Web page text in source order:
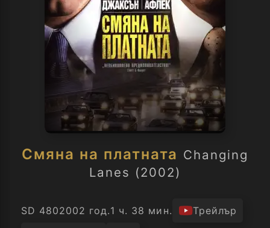
Смяна на платната Changing
Lanes (2002)
SD 4802002 год.1 ч. 38 мин. Трейлър